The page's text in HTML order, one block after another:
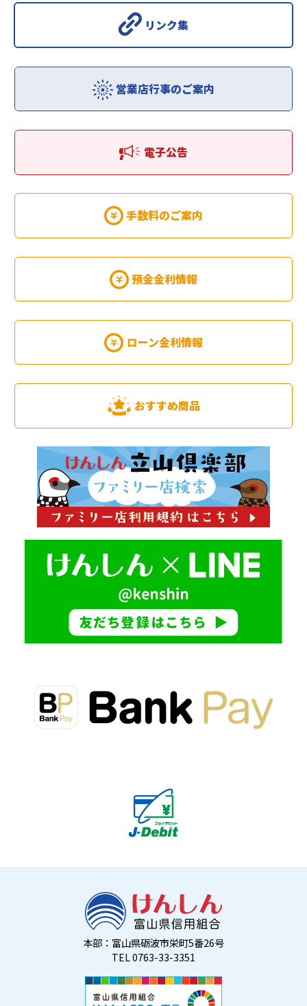
リンク集
営業店行事のご案内
電子公告
手数料のご案内
預金金利情報
ローン金利情報
おすすめ商品
本部：富山県砺波市栄町5番26号
TEL 0763-33-3351